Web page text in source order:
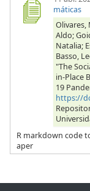
máticas
Olivares,
Aldo;
Natalia;
Basso,
"The
in-Place
19
https://
R markdown code
aper